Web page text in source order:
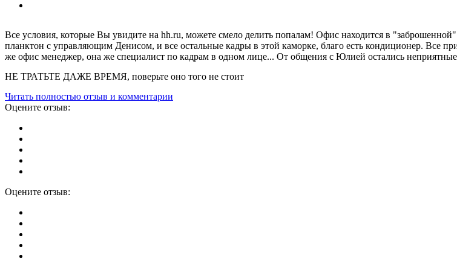
Все условия, которые Вы увидите на hh.ru, можете смело делить попалам! Офис находится в
планктон с управляющим Денисом, и все остальные кадры в этой каморке, благо есть кондиционер. Все
же офис менеджер, она же специалист по кадрам в одном лице... От общения с Юлией остались неприятные
НЕ ТРАТЬТЕ ДАЖЕ ВРЕМЯ, поверьте оно того не стоит
Читать полностью отзыв и комментарии
Оцените отзыв:
Оцените отзыв: